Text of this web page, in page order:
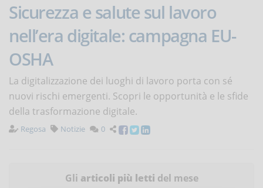
Sicurezza e salute sul lavoro
nell’era digitale: campagna EU-
OSHA
La digitalizzazione dei luoghi di lavoro porta con sé
nuovi rischi emergenti. Scopri le opportunità e le sfide
della trasformazione digitale.
Regosa Notizie 0
Gli articoli più letti del mese